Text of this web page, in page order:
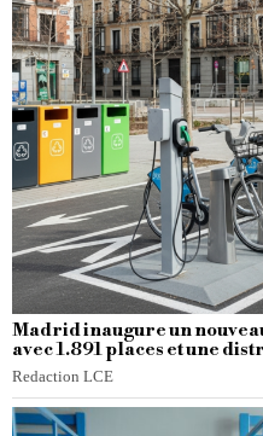
Madrid inaugure un
avec 1.891 places et une
Redaction LCE